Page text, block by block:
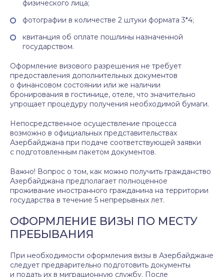
физического лица;
фотографии в количестве 2 штуки формата 3*4;
квитанция об оплате пошлины назначенной
государством.
Оформление визового разрешения не требует
предоставления дополнительных документов
о финансовом состоянии или же наличии
бронирования в гостинице, отеле, что значительно
упрощает процедуру получения необходимой бумаги.
Непосредственное осуществление процесса
возможно в официальных представительствах
Азербайджана при подаче соответствующей заявки
с подготовленным пакетом документов.
Важно! Вопрос о том, как можно получить гражданство
Азербайджана предполагает полноценное
проживание иностранного гражданина на территории
государства в течение 5 непрерывных лет.
ОФОРМЛЕНИЕ ВИЗЫ ПО МЕСТУ
ПРЕБЫВАНИЯ
При необходимости оформления визы в Азербайджане
следует предварительно подготовить документы
и подать их в миграционную службу. После